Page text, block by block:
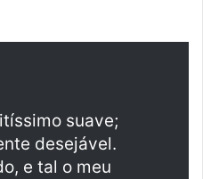
suave;
desejável.
e tal o meu